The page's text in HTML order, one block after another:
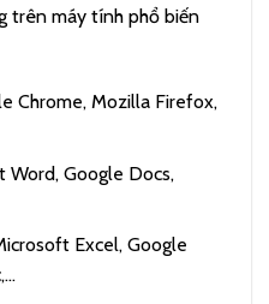
trên máy tính phổ biến
Chrome, Mozilla Firefox,
Word, Google Docs,
Excel, Google